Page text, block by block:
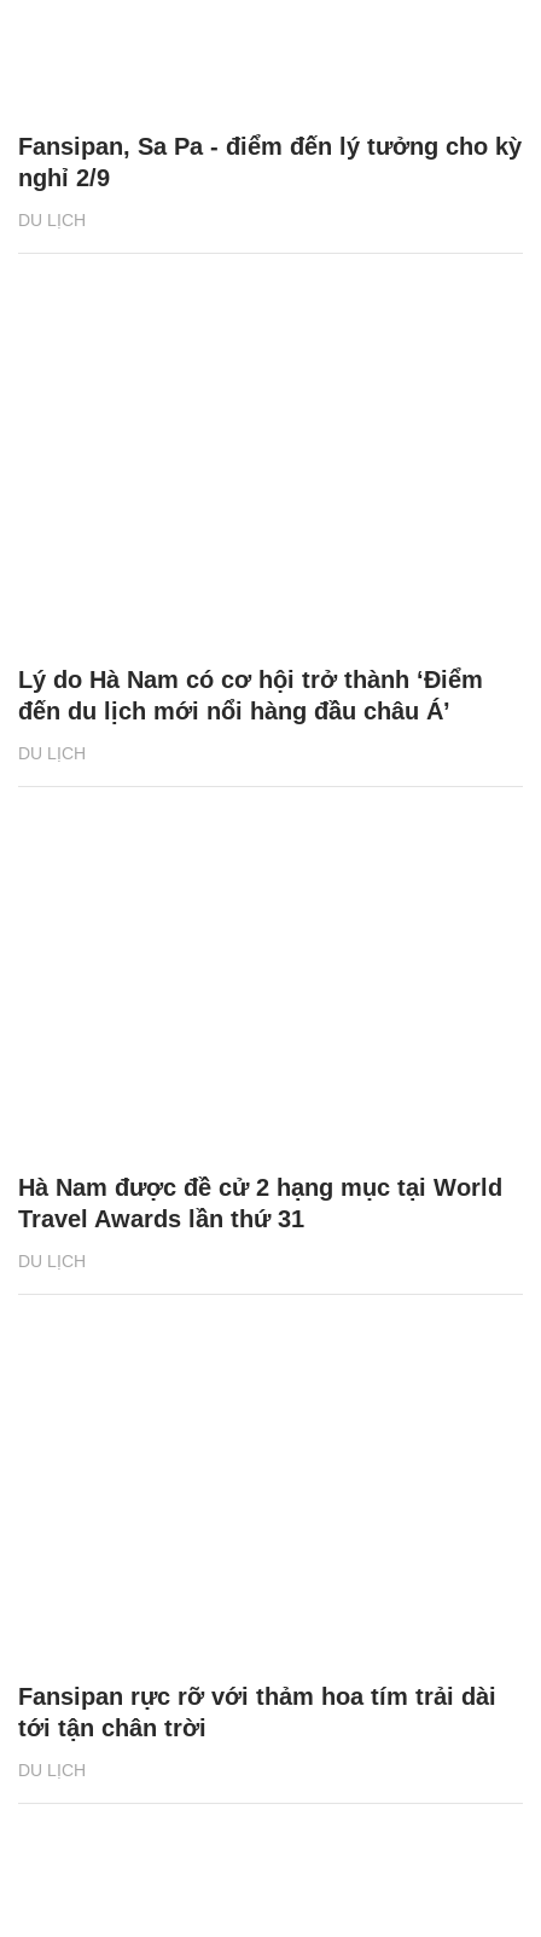
DU LỊCH
Fansipan, Sa Pa - điểm đến lý tưởng cho kỳ
nghỉ 2/9
DU LỊCH
Lý do Hà Nam có cơ hội trở thành ‘Điểm
đến du lịch mới nổi hàng đầu châu Á’
DU LỊCH
Hà Nam được đề cử 2 hạng mục tại World
Travel Awards lần thứ 31
DU LỊCH
Fansipan rực rỡ với thảm hoa tím trải dài
tới tận chân trời